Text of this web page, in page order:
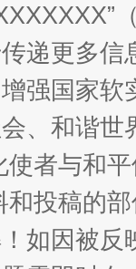
递更多
强国家
、和谐
者与和
投稿的
如因被